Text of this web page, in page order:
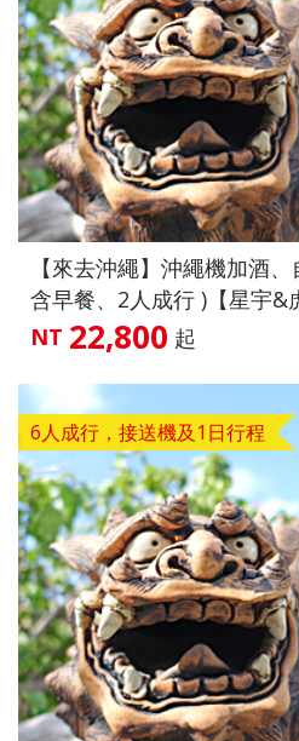
【來去沖繩】沖繩機加酒
含早餐、2人成行 )【星宇&
NT 22,800 起
6人成行，接送機及1日行程